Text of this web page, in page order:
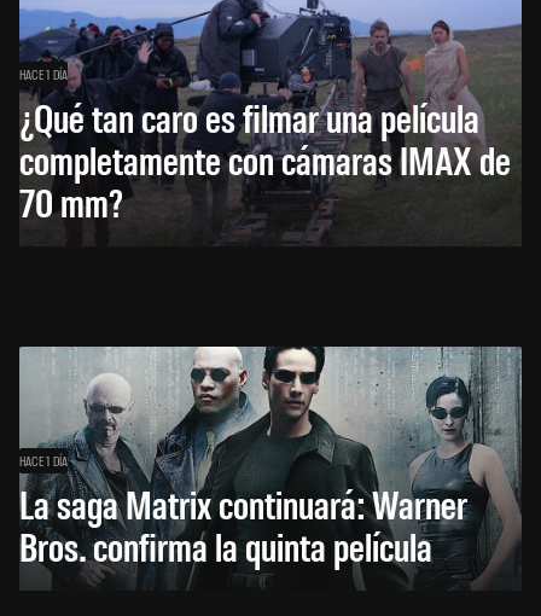
HACE 1 DÍA
¿Qué tan caro es filmar una película
completamente con cámaras IMAX de
70 mm?
HACE 1 DÍA
La saga Matrix continuará: Warner
Bros. confirma la quinta película